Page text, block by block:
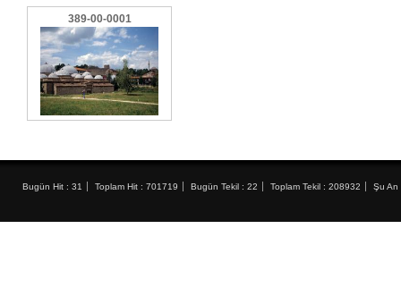
389-00-0001
Bugün Hit : 31 Toplam Hit : 701719 Bugün Tekil : 22 Toplam Tekil : 208932 Şu An